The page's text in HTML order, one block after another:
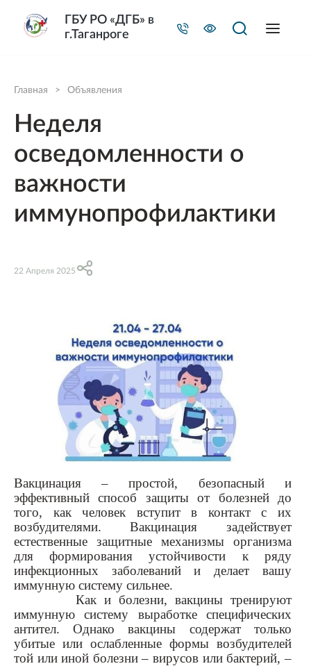
Главная > Объявления
Неделя
осведомленности о
важности
иммунопрофилактики
22 Апреля 2025
Вакцинация – простой, безопасный и
эффективный способ защиты от болезней до
того, как человек вступит в контакт с их
возбудителями. Вакцинация задействует
естественные защитные механизмы организма
для формирования устойчивости к ряду
инфекционных заболеваний и делает вашу
иммунную систему сильнее.
Как и болезни, вакцины тренируют
иммунную систему выработке специфических
антител. Однако вакцины содержат только
убитые или ослабленные формы возбудителей
той или иной болезни – вирусов или бактерий, –
ГБУ РО «ДГБ» в
г.Таганроге